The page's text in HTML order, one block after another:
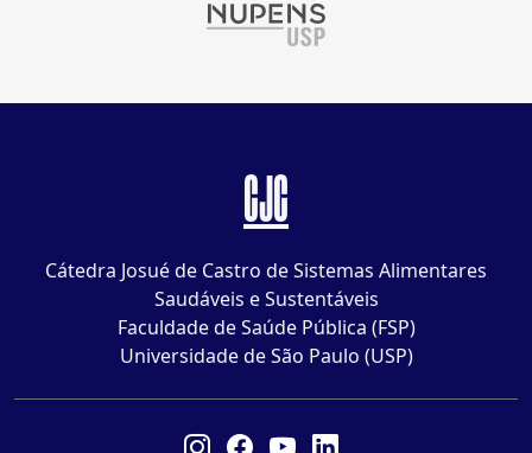
CJC
Cátedra Josué de Castro de Sistemas Alimentares
Saudáveis e Sustentáveis
Faculdade de Saúde Pública (FSP)
Universidade de São Paulo (USP)